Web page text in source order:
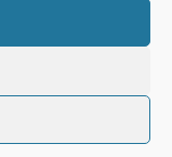
légales